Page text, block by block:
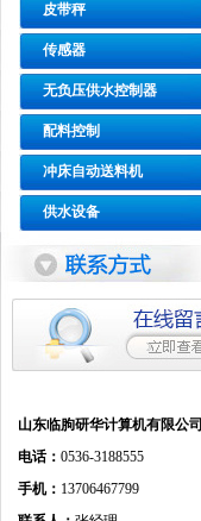
皮带秤
传感器
无负压供水控制器
配料控制
冲床自动送料机
供水设备
山东临朐研华计算机有限公司
电话： 0536-3188555
手机： 13706467799